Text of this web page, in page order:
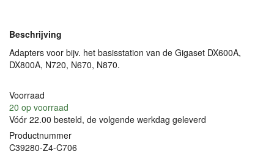
Beschrijving
Adapters voor bijv. het basisstation van de Gigaset DX600A,
DX800A, N720, N670, N870.
Voorraad
20 op voorraad
Vóór 22.00 besteld, de volgende werkdag geleverd
Productnummer
C39280-Z4-C706